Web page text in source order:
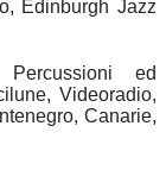
Edinburgh Jazz
ed
Videoradio,
Canarie,